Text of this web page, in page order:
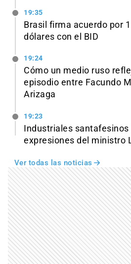
19:35
Brasil firma acuerdo por
dólares con el BID
19:24
Cómo un medio ruso
episodio entre Facundo
Arizaga
19:23
Industriales
expresiones del ministro
Ver todas las noticias